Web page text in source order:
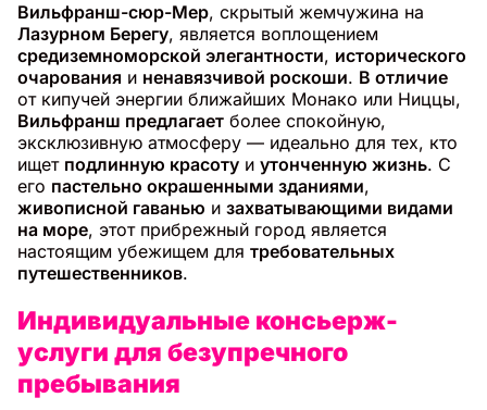
Вильфранш-сюр-Мер, скрытый жемчужина на
Лазурном Берегу, является воплощением
средиземноморской элегантности, исторического
очарования и ненавязчивой роскоши. В отличие
от кипучей энергии ближайших Монако или Ниццы,
Вильфранш предлагает более спокойную,
эксклюзивную атмосферу — идеально для тех, кто
ищет подлинную красоту и утонченную жизнь. С
его пастельно окрашенными зданиями,
живописной гаванью и захватывающими видами
на море, этот прибрежный город является
настоящим убежищем для требовательных
путешественников.
Индивидуальные консьерж-
услуги для безупречного
пребывания